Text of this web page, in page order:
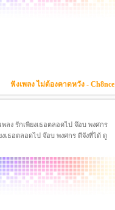
ฟังเพลง ไม่ต้องคาดหวัง - Ch8nce
ลง รักเพียงเธอตลอดไป จ๊อบ พงศกร
เธอตลอดไป จ๊อบ พงศกร ดีจังที่ได้ ดู